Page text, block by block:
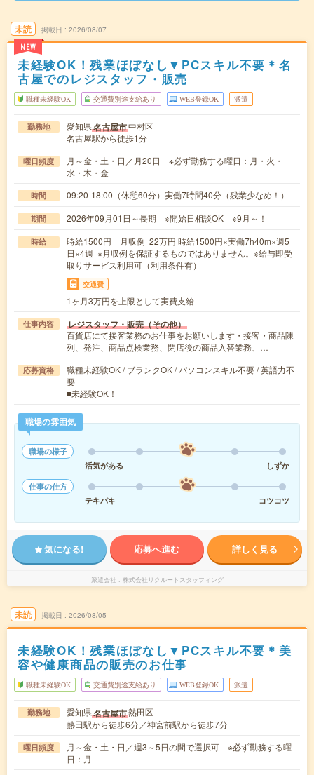
未読
NEW
掲載日 2026/08/07
未経験OK！残業ほぼなし▼PCスキル不要＊名
古屋でのレジスタッフ・販売
職種未経験OK 交通費別途支給あり WEB登録OK 派遣
勤務地 愛知県名古屋市中村区
名古屋駅から徒歩1分
曜日頻度
月～金・土・日／月20日 ※必ず勤務する曜日：月・火・
水・木・金
時間 09:20-18:00（休憩60分）実働7時間40分（残業少なめ！）
期間 2026年09月01日～長期 ※開始日相談OK ※9月～！
時給
時給1500円 月収例 22万円 時給1500円×実働7h40m×週5
日×4週 ※月収例を保証するものではありません。※給与即受
取りサービス利用可（利用条件有）
交通費
1ヶ月3万円を上限として実費支給
仕事内容 レジスタッフ・販売（その他）
百貨店にて接客業務のお仕事をお願いします・接客・商品陳
列、発注、商品点検業務、閉店後の商品入替業務、…
応募資格
職種未経験OK / ブランクOK / パソコンスキル不要 / 英語力不
要
■未経験OK！
職場の雰囲気
職場の様子
活気がある
しずか
仕事の仕方
テキパキ
コツコツ
気になる! 応募へ進む 詳しく見る
派遣会社 株式会社リクルートスタッフィング
未読 掲載日 2026/08/05
未経験OK！残業ほぼなし▼PCスキル不要＊美
容や健康商品の販売のお仕事
職種未経験OK 交通費別途支給あり WEB登録OK 派遣
勤務地 愛知県名古屋市熱田区
熱田駅から徒歩6分／神宮前駅から徒歩7分
曜日頻度
月～金・土・日／週3～5日の間で選択可 ※必ず勤務する曜
日：月